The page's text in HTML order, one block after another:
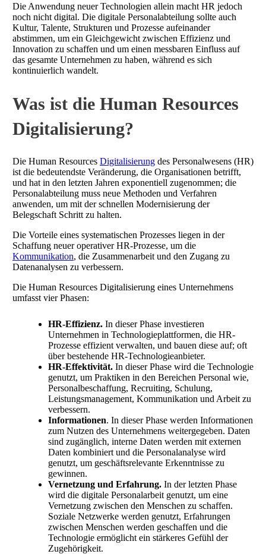
Die Anwendung neuer Technologien allein macht HR jedoch
noch nicht digital. Die digitale Personalabteilung sollte auch
Kultur, Talente, Strukturen und Prozesse aufeinander
abstimmen, um ein Gleichgewicht zwischen Effizienz und
Innovation zu schaffen und um einen messbaren Einfluss auf
das gesamte Unternehmen zu haben, während es sich
kontinuierlich wandelt.
Was ist die Human Resources
Digitalisierung?
Die Human Resources Digitalisierung des Personalwesens (HR)
ist die bedeutendste Veränderung, die Organisationen betrifft,
und hat in den letzten Jahren exponentiell zugenommen; die
Personalabteilung muss neue Methoden und Verfahren
anwenden, um mit der schnellen Modernisierung der
Belegschaft Schritt zu halten.
Die Vorteile eines systematischen Prozesses liegen in der
Schaffung neuer operativer HR-Prozesse, um die
Kommunikation, die Zusammenarbeit und den Zugang zu
Datenanalysen zu verbessern.
Die Human Resources Digitalisierung eines Unternehmens
umfasst vier Phasen:
HR-Effizienz. In dieser Phase investieren
Unternehmen in Technologieplattformen, die HR-
Prozesse effizient verwalten, und bauen diese auf; oft
über bestehende HR-Technologieanbieter.
HR-Effektivität. In dieser Phase wird die Technologie
genutzt, um Praktiken in den Bereichen Personal wie,
Personalbeschaffung, Recruiting, Schulung,
Leistungsmanagement, Kommunikation und Arbeit zu
verbessern.
Informationen. In dieser Phase werden Informationen
zum Nutzen des Unternehmens weitergegeben. Daten
sind zugänglich, interne Daten werden mit externen
Daten kombiniert und die Personalanalyse wird
genutzt, um geschäftsrelevante Erkenntnisse zu
gewinnen.
Vernetzung und Erfahrung. In der letzten Phase
wird die digitale Personalarbeit genutzt, um eine
Vernetzung zwischen den Menschen zu schaffen.
Soziale Netzwerke werden genutzt, Erfahrungen
zwischen Menschen werden geschaffen und die
Technologie ermöglicht ein stärkeres Gefühl der
Zugehörigkeit.